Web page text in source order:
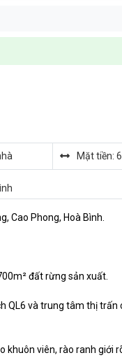
Mặt tiền:
Cao Phong, Hoà Bình.
đất rừng sản xuất.
QL6 và trung tâm thị
khuôn viên, rào ranh giới